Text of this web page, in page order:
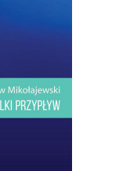
bliżej
trzydzieści
ma. Ptaki